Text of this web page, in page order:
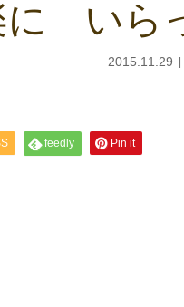
に いら
2015.11.29
feedly Pin it